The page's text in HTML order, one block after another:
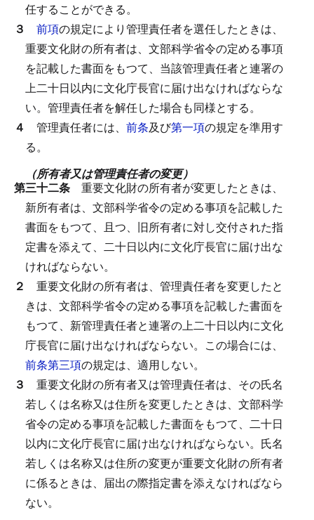
任することができる。
３ 前項の規定により管理責任者を選任したときは、
重要文化財の所有者は、文部科学省令の定める事項
を記載した書面をもつて、当該管理責任者と連署の
上二十日以内に文化庁長官に届け出なければならな
い。 管理責任者を解任した場合も同様とする。
４ 管理責任者には、 前条及び第一項の規定を準用す
る。
（所有者又は管理責任者の変更）
第三十二条 重要文化財の所有者が変更したときは、
新所有者は、文部科学省令の定める事項を記載した
書面をもつて、且つ、旧所有者に対し交付された指
定書を添えて、二十日以内に文化庁長官に届け出な
ければならない。
２ 重要文化財の所有者は、管理責任者を変更したと
きは、文部科学省令の定める事項を記載した書面を
もつて、新管理責任者と連署の上二十日以内に文化
庁長官に届け出なければならない。 この場合には、
前条第三項の規定は、適用しない。
３ 重要文化財の所有者又は管理責任者は、その氏名
若しくは名称又は住所を変更したときは、文部科学
省令の定める事項を記載した書面をもつて、二十日
以内に文化庁長官に届け出なければならない。 氏名
若しくは名称又は住所の変更が重要文化財の所有者
に係るときは、届出の際指定書を添えなければなら
ない。